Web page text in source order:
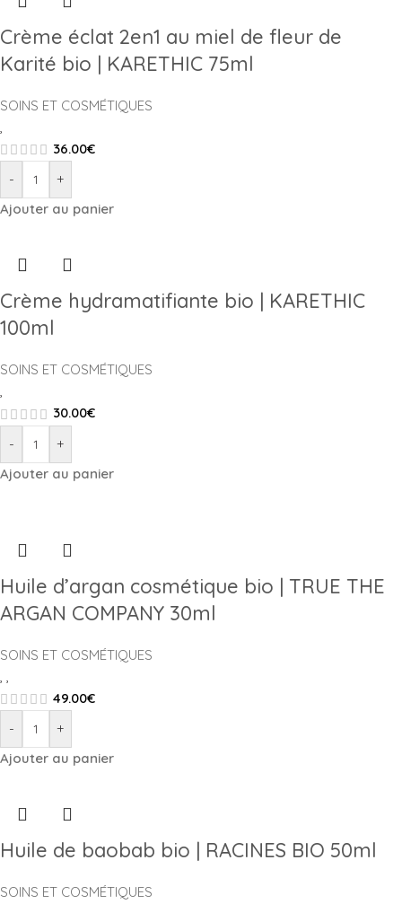
Crème éclat 2en1 au miel de fleur de
Karité bio | KARETHIC 75ml
SOINS ET COSMÉTIQUES
,
36.00€
-
+
Ajouter au panier
Crème hydramatifiante bio | KARETHIC
100ml
SOINS ET COSMÉTIQUES
,
30.00€
-
+
Ajouter au panier
Huile d’argan cosmétique bio | TRUE THE
ARGAN COMPANY 30ml
SOINS ET COSMÉTIQUES
49.00€
-
+
Ajouter au panier
Huile de baobab bio | RACINES BIO 50ml
SOINS ET COSMÉTIQUES